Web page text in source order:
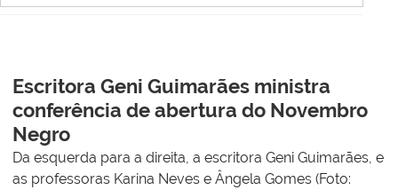
Escritora Geni Guimarães ministra
conferência de abertura do Novembro
Negro
Da esquerda para a direita, a escritora Geni Guimarães, e
as professoras Karina Neves e Ângela Gomes (Foto: